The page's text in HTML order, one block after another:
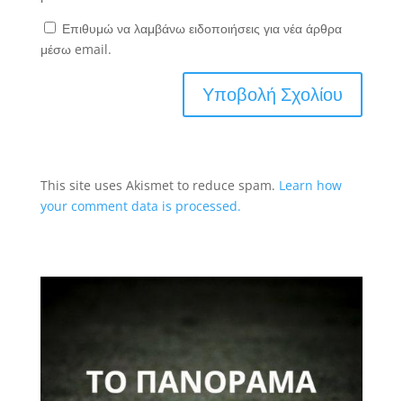
Επιθυμώ να λαμβάνω ειδοποιήσεις για νέα άρθρα
μέσω email.
This site uses Akismet to reduce spam. Learn how
your comment data is processed.